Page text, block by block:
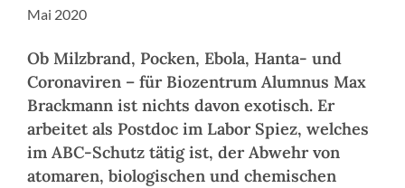
Mai 2020
Ob Milzbrand, Pocken, Ebola, Hanta- und
Coronaviren – für Biozentrum Alumnus Max
Brackmann ist nichts davon exotisch. Er
arbeitet als Postdoc im Labor Spiez, welches
im ABC-Schutz tätig ist, der Abwehr von
atomaren, biologischen und chemischen